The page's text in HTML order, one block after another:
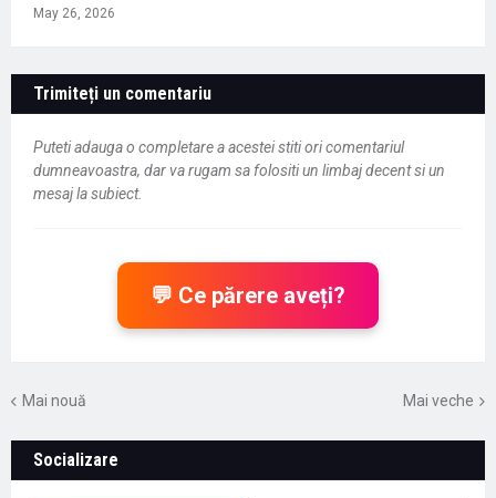
May 26, 2026
Trimiteți un comentariu
Puteti adauga o completare a acestei stiti ori comentariul
dumneavoastra, dar va rugam sa folositi un limbaj decent si un
mesaj la subiect.
💬 Ce părere aveți?
Mai nouă Mai veche
Socializare